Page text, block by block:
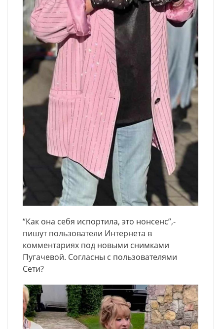
“Как она себя испортила, это нонсенс”,-
пишут пользователи Интернета в
комментариях под новыми снимками
Пугачевой. Согласны с пользователями
Сети?